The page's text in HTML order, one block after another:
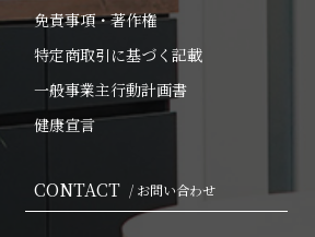
免責事項・著作権
特定商取引に基づく記載
一般事業主行動計画書
健康宣言
CONTACT / お問い合わせ